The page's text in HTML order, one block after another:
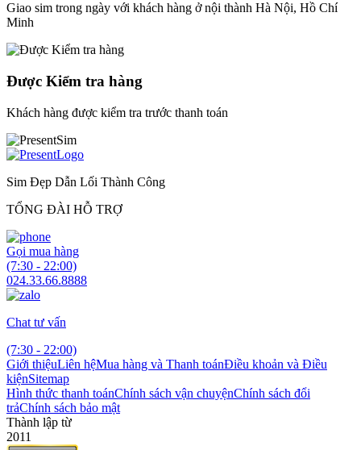
Giao sim trong ngày với khách hàng ở nội thành Hà Nội, Hồ Chí
Minh
Được Kiểm tra hàng
Khách hàng được kiểm tra trước thanh toán
Sim Đẹp Dẫn Lối Thành Công
TỔNG ĐÀI HỖ TRỢ
Gọi mua hàng
(7:30 - 22:00)
024.33.66.8888
Chat tư vấn
(7:30 - 22:00)
Giới thiệuLiên hệMua hàng và Thanh toánĐiều khoản và Điều
kiệnSitemap
Hình thức thanh toánChính sách vận chuyệnChính sách đổi
trảChính sách bảo mật
Thành lập từ
2011